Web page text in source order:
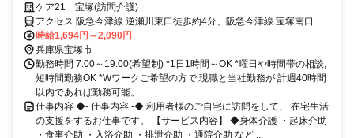
ャンセルも手当有！定年無し！＞★履歴書の準備不要★未経験者OK！働
きやすいシフト制！急なキャンセルが発生した場合でも手当で給与を補
償！
ケア21 宝塚(訪問介護)
アクセス 阪急今津線 逆瀬川東口徒歩約4分、阪急今津線 宝塚南口出
口1徒歩約14分、阪急今津線 小林（兵庫県）東口徒歩約15分 阪急今
津線「逆瀬川」駅から徒歩約4分
時給1,694円～2,090円
兵庫県宝塚市
勤務時間 7:00～19:00(希望制) *1日1時間～OK *曜日や時間帯の相談,
短時間勤務OK *Wワークご希望の方で,現職と当社勤務が 計週40時間
以内であれば勤務可能。
仕事内容 ◆- 仕事内容 -◆ 利用者様のご自宅に訪問をして、 在宅生活
の支援をするお仕事です。 【サービス内容】 ◆身体介護 ・起床介助
・食事介助 ・入浴介助 ・排泄介助 ・通院介助 など ...